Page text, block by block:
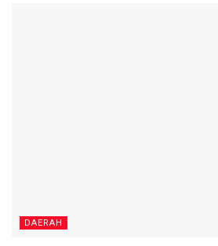
DAERAH